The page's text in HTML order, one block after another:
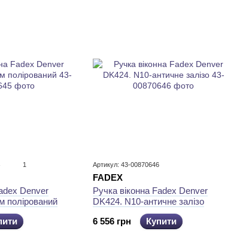
1
Denver
полірований
Артикул: 43-00870646
FADEX
Ручка віконна Fadex Denver
DK424. N10-античне залізо
6 556 грн
Купити